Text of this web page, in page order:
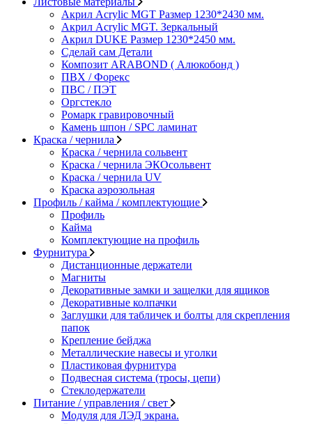
Акрил Acrylic MGT Размер 1230*2430 мм.
Акрил Acrylic MGT. Зеркальный
Акрил DUKE Размер 1230*2450 мм.
Сделай сам Детали
Композит ARABOND ( Алюкобонд )
ПВХ / Форекс
ПВС / ПЭТ
Оргстекло
Ромарк гравировочный
Камень шпон / SPC ламинат
Краска / чернила
Краска / чернила сольвент
Краска / чернила ЭКОсольвент
Краска / чернила UV
Краска аэрозольная
Профиль / кайма / комплектующие
Профиль
Кайма
Комплектующие на профиль
Фурнитура
Дистанционные держатели
Магниты
Декоративные замки и защелки для ящиков
Декоративные колпачки
Заглушки для табличек и болты для скрепления
папок
Крепление бейджа
Металлические навесы и уголки
Пластиковая фурнитура
Подвесная система (тросы, цепи)
Стеклодержатели
Питание / управления / свет
Модуля для ЛЭД экрана.